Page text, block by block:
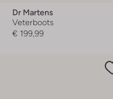
Dr Martens
Veterboots
€ 199,99